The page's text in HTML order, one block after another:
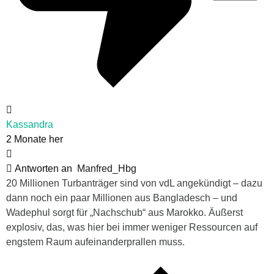
Kassandra
2 Monate her
Antworten an
Manfred_Hbg
20 Millionen Turbanträger sind von vdL angekündigt – dazu
dann noch ein paar Millionen aus Bangladesch – und
Wadephul sorgt für „Nachschub“ aus Marokko. Äußerst
explosiv, das, was hier bei immer weniger Ressourcen auf
engstem Raum aufeinanderprallen muss.